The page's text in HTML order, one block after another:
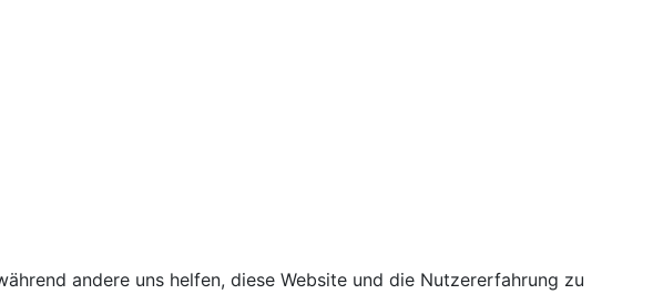
andere uns helfen, diese Website und die Nutzererfahrung zu